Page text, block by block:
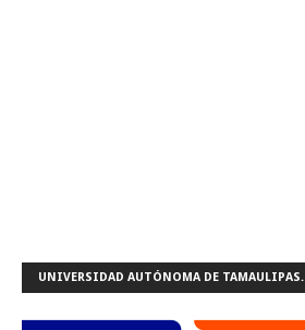
UNIVERSIDAD AUTÓNOMA DE TAMAULIPAS.